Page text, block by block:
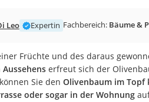
Akku-
Split-
Pelletofen
Leo Expertin Fachbereich: Bäume &
Früchte und des daraus
erfreut sich der
Sie den Olivenbaum im Topf
oder sogar in der Wohnung